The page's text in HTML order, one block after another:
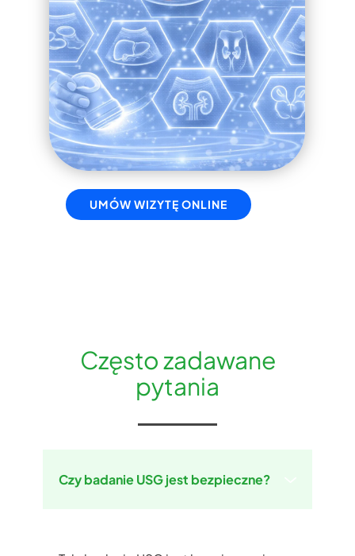
UMÓW WIZYTĘ ONLINE
Często zadawane
pytania
Czy badanie USG jest bezpieczne?